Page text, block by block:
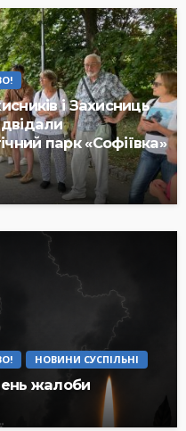
і Захисниць
парк «Софіївка»
НОВИНИ СУСПІЛЬНІ
жалоби